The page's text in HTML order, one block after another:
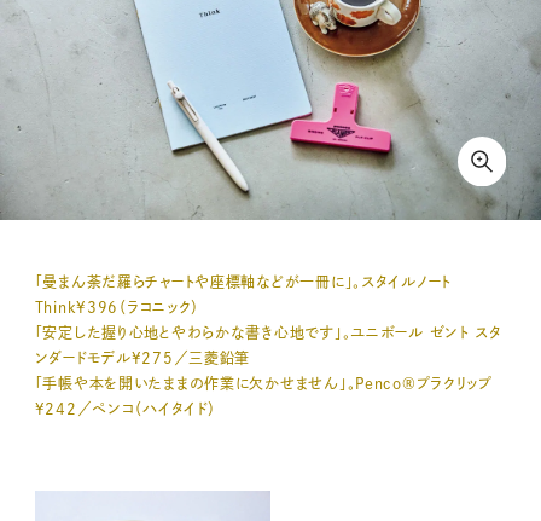
「曼まん荼だ羅らチャートや座標軸などが一冊に」。スタイルノート
Think¥396（ラコニック）
「安定した握り心地とやわらかな書き心地です」。ユニボール ゼント スタ
ンダードモデル¥275／三菱鉛筆
「手帳や本を開いたままの作業に欠かせません」。Penco®プラクリップ
¥242／ペンコ（ハイタイド）